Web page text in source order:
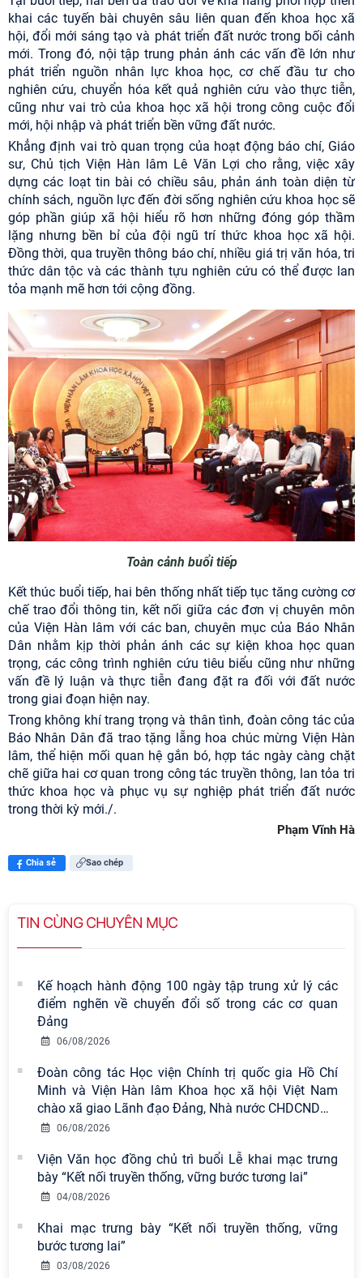
khai các tuyến bài chuyên sâu liên quan đến khoa học xã
hội, đổi mới sáng tạo và phát triển đất nước trong bối cảnh
mới. Trong đó, nội tập trung phản ánh các vấn đề lớn như
phát triển nguồn nhân lực khoa học, cơ chế đầu tư cho
nghiên cứu, chuyển hóa kết quả nghiên cứu vào thực tiễn,
cũng như vai trò của khoa học xã hội trong công cuộc đổi
mới, hội nhập và phát triển bền vững đất nước.
Khẳng định vai trò quan trọng của hoạt động báo chí, Giáo
sư, Chủ tịch Viện Hàn lâm Lê Văn Lợi cho rằng, việc xây
dựng các loạt tin bài có chiều sâu, phản ánh toàn diện từ
chính sách, nguồn lực đến đời sống nghiên cứu khoa học sẽ
góp phần giúp xã hội hiểu rõ hơn những đóng góp thầm
lặng nhưng bền bỉ của đội ngũ trí thức khoa học xã hội.
Đồng thời, qua truyền thông báo chí, nhiều giá trị văn hóa, tri
thức dân tộc và các thành tựu nghiên cứu có thể được lan
tỏa mạnh mẽ hơn tới cộng đồng.
Toàn cảnh buổi tiếp
Kết thúc buổi tiếp, hai bên thống nhất tiếp tục tăng cường cơ
chế trao đổi thông tin, kết nối giữa các đơn vị chuyên môn
của Viện Hàn lâm với các ban, chuyên mục của Báo Nhân
Dân nhằm kịp thời phản ánh các sự kiện khoa học quan
trọng, các công trình nghiên cứu tiêu biểu cũng như những
vấn đề lý luận và thực tiễn đang đặt ra đối với đất nước
trong giai đoạn hiện nay.
Trong không khí trang trọng và thân tình, đoàn công tác của
Báo Nhân Dân đã trao tặng lẵng hoa chúc mừng Viện Hàn
lâm, thể hiện mối quan hệ gắn bó, hợp tác ngày càng chặt
chẽ giữa hai cơ quan trong công tác truyền thông, lan tỏa tri
thức khoa học và phục vụ sự nghiệp phát triển đất nước
trong thời kỳ mới./.
Phạm Vĩnh Hà
Chia sẻ Sao chép
TIN CÙNG CHUYÊN MỤC
Kế hoạch hành động 100 ngày tập trung xử lý các
điểm nghẽn về chuyển đổi số trong các cơ quan
Đảng
06/08/2026
Đoàn công tác Học viện Chính trị quốc gia Hồ Chí
Minh và Viện Hàn lâm Khoa học xã hội Việt Nam
chào xã giao Lãnh đạo Đảng, Nhà nước CHDCND…
06/08/2026
Viện Văn học đồng chủ trì buổi Lễ khai mạc trưng
bày “Kết nối truyền thống, vững bước tương lai”
04/08/2026
Khai mạc trưng bày “Kết nối truyền thống, vững
bước tương lai”
03/08/2026
Nam có 02 tác phẩm đạt giải khuyến
khích tại Cuộc thi chính luận bảo vệ
nền tảng tư tưởng của Đảng năm